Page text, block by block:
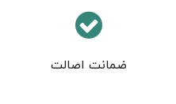
ضمانت اصالت